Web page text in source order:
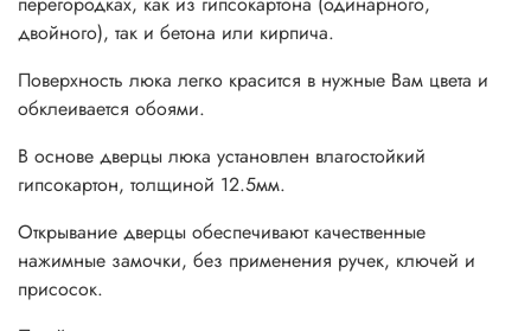
двойного), так и бетона или кирпича.
Поверхность люка легко красится в нужные Вам цвета и
обклеивается обоями.
В основе дверцы люка установлен влагостойкий
гипсокартон, толщиной 12.5мм.
Открывание дверцы обеспечивают качественные
нажимные замочки, без применения ручек, ключей и
присосок.